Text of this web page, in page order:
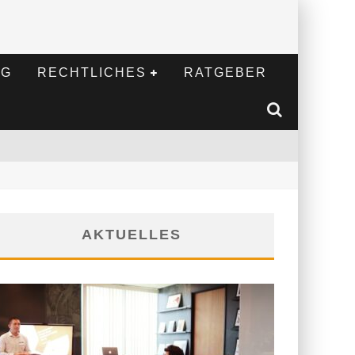
RECHTLICHES RATGEBER
AKTUELLES